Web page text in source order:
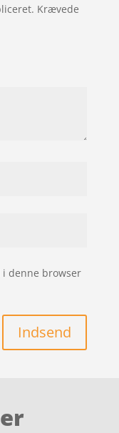
Krævede
i denne browser
Indsend